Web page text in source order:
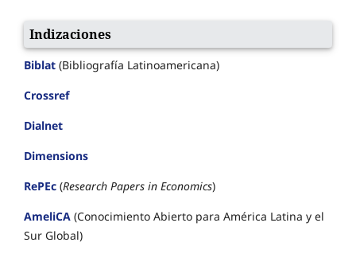
Indizaciones
Biblat (Bibliografía Latinoamericana)
Crossref
Dialnet
Dimensions
RePEc (Research Papers in Economics)
AmeliCA (Conocimiento Abierto para América Latina y el
Sur Global)